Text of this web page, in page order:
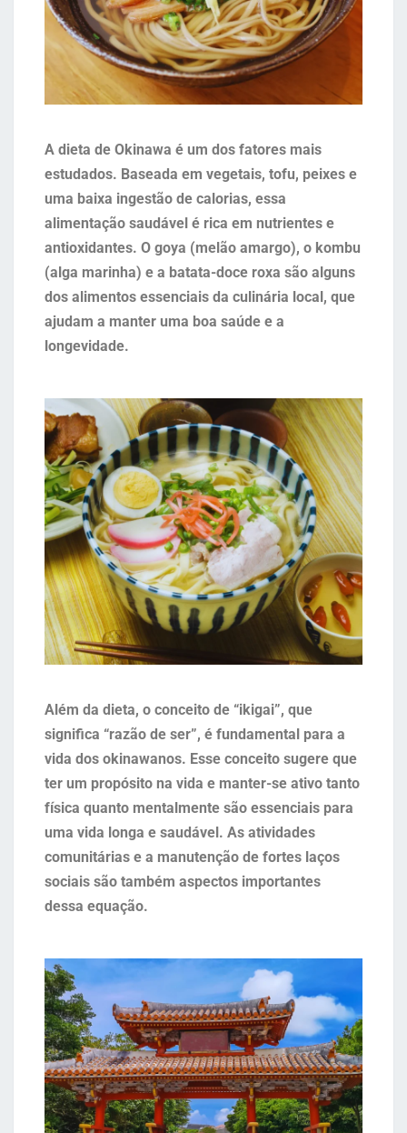
A dieta de Okinawa é um dos fatores mais
estudados. Baseada em vegetais, tofu, peixes e
uma baixa ingestão de calorias, essa
alimentação saudável é rica em nutrientes e
antioxidantes. O goya (melão amargo), o kombu
(alga marinha) e a batata-doce roxa são alguns
dos alimentos essenciais da culinária local, que
ajudam a manter uma boa saúde e a
longevidade.
Além da dieta, o conceito de “ikigai”, que
significa “razão de ser”, é fundamental para a
vida dos okinawanos. Esse conceito sugere que
ter um propósito na vida e manter-se ativo tanto
física quanto mentalmente são essenciais para
uma vida longa e saudável. As atividades
comunitárias e a manutenção de fortes laços
sociais são também aspectos importantes
dessa equação.